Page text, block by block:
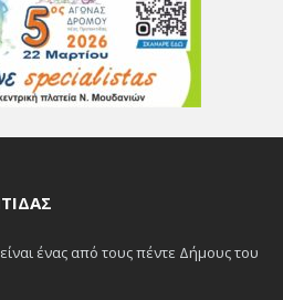
ένας από τους πέντε Δήμους του